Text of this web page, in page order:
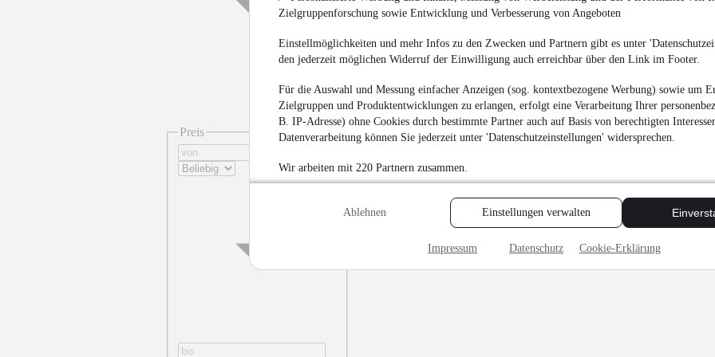
Zielgruppenforschung sowie Entwicklung und Verbesserung von Angeboten
Einstellmöglichkeiten und mehr Infos zu den Zwecken und Partnern gibt es unter
den jederzeit möglichen Widerruf der Einwilligung auch erreichbar über den Link im Footer.
Für die Auswahl und Messung einfacher Anzeigen (sog. kontextbezogene Werbung) sowie um
Zielgruppen und Produktentwicklungen zu erlangen, erfolgt eine Verarbeitung Ihrer
B. IP-Adresse) ohne Cookies durch bestimmte Partner auch auf Basis von berechtigten
Datenverarbeitung können Sie jederzeit unter 'Datenschutzeinstellungen' widersprechen.
Wir arbeiten mit 220 Partnern zusammen.
Ablehnen Einstellungen verwalten
Impressum Datenschutz Cookie-Erklärung
Preis
Wacker EZ26 Ed.A
27.999 € (Netto)¹
33.319 € (Brutto)